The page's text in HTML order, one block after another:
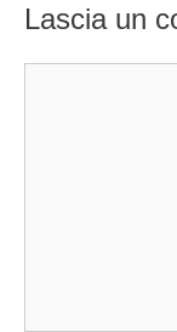
Lascia un